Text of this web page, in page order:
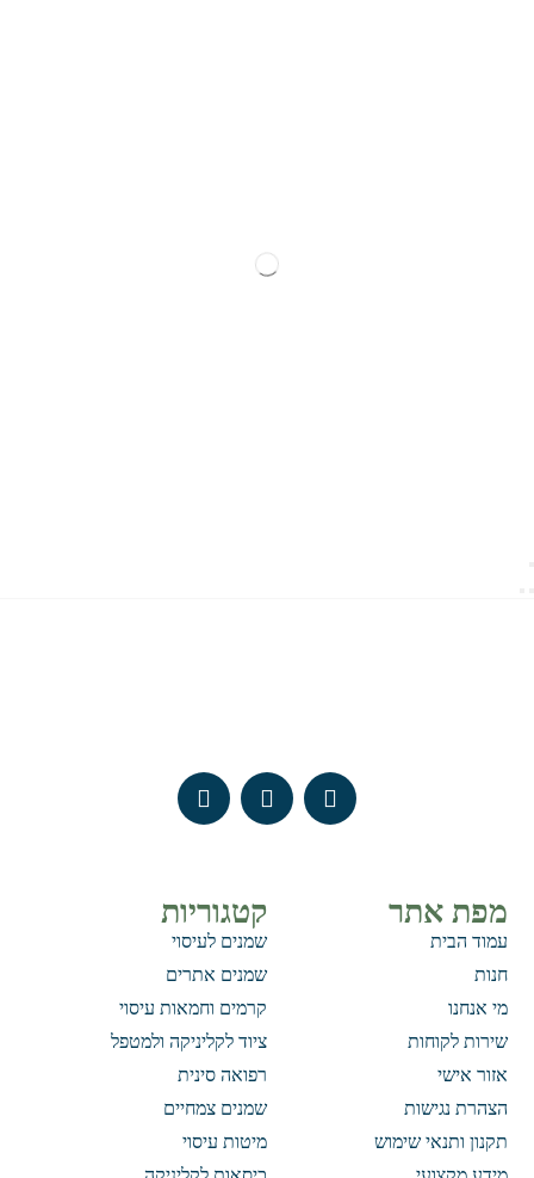
מפת אתר
עמוד הבית
חנות
מי אנחנו
שירות לקוחות
אזור אישי
הצהרת נגישות
תקנון ותנאי שימוש
קטגוריות
שמנים לעיסוי
שמנים אתרים
קרמים וחמאות עיסוי
ציוד לקליניקה ולמטפל
רפואה סינית
שמנים צמחיים
מיטות עיסוי